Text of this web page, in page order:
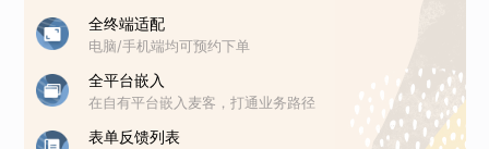
全终端适配
电脑/手机端均可预约下单
全平台嵌入
在自有平台嵌入麦客，打通业务路径
表单反馈列表